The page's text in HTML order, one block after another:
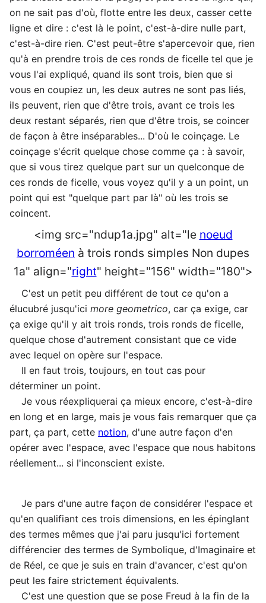
on ne sait pas d'où, flotte entre les deux, casser cette
ligne et dire : c'est là le point, c'est-à-dire nulle part,
c'est-à-dire rien. C'est peut-être s'apercevoir que, rien
qu'à en prendre trois de ces ronds de ficelle tel que je
vous l'ai expliqué, quand ils sont trois, bien que si
vous en coupiez un, les deux autres ne sont pas liés,
ils peuvent, rien que d'être trois, avant ce trois les
deux restant séparés, rien que d'être trois, se coincer
de façon à être inséparables... D'où le coinçage. Le
coinçage s'écrit quelque chose comme ça : à savoir,
que si vous tirez quelque part sur un quelconque de
ces ronds de ficelle, vous voyez qu'il y a un point, un
point qui est "quelque part par là" où les trois se
coincent.
<img src="ndup1a.jpg" alt="le noeud
borroméen à trois ronds simples Non dupes
1a" align="right" height="156" width="180">
C'est un petit peu différent de tout ce qu'on a
élucubré jusqu'ici more geometrico, car ça exige, car
ça exige qu'il y ait trois ronds, trois ronds de ficelle,
quelque chose d'autrement consistant que ce vide
avec lequel on opère sur l'espace.
Il en faut trois, toujours, en tout cas pour
déterminer un point.
Je vous réexpliquerai ça mieux encore, c'est-à-dire
en long et en large, mais je vous fais remarquer que ça
part, ça part, cette notion, d'une autre façon d'en
opérer avec l'espace, avec l'espace que nous habitons
réellement... si l'inconscient existe.
Je pars d'une autre façon de considérer l'espace et
qu'en qualifiant ces trois dimensions, en les épinglant
des termes mêmes que j'ai paru jusqu'ici fortement
différencier des termes de Symbolique, d'Imaginaire et
de Réel, ce que je suis en train d'avancer, c'est qu'on
peut les faire strictement équivalents.
C'est une question que se pose Freud à la fin de la